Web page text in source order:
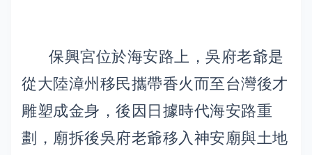
保興宮位於海安路上，吳府老爺是
從大陸漳州移民攜帶香火而至台灣後才
雕塑成金身，後因日據時代海安路重
劃，廟拆後吳府老爺移入神安廟與土地